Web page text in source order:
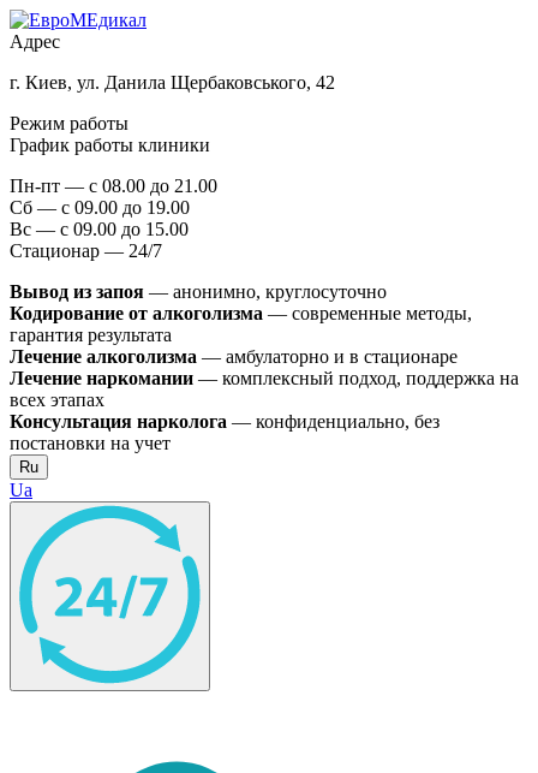
Адрес
г. Киев, ул. Данила Щербаковського, 42
Режим работы
График работы клиники
Пн-пт — с 08.00 до 21.00
Сб — с 09.00 до 19.00
Вс — с 09.00 до 15.00
Стационар — 24/7
Вывод из запоя — анонимно, круглосуточно
Кодирование от алкоголизма — современные методы,
гарантия результата
Лечение алкоголизма — амбулаторно и в стационаре
Лечение наркомании — комплексный подход, поддержка на
всех этапах
Консультация нарколога — конфиденциально, без
постановки на учет
Ru
Ua